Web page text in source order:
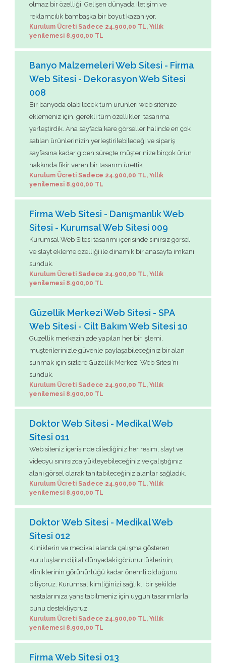
olmaz bir özelliği. Gelişen dünyada iletişim ve
reklamcılık bambaşka bir boyut kazanıyor.
Kurulum Ücreti Sadece 24.900,00 TL, Yıllık
yenilemesi 8.900,00 TL
Banyo Malzemeleri Web Sitesi - Firma
Web Sitesi - Dekorasyon Web Sitesi
008
Bir banyoda olabilecek tüm ürünleri web sitenize
eklemeniz için, gerekli tüm özellikleri tasarıma
yerleştirdik. Ana sayfada kare görseller halinde en çok
satılan ürünlerinizin yerleştirilebileceği ve sipariş
sayfasına kadar giden süreçte müşterinize birçok ürün
hakkında fikir veren bir tasarım ürettik.
Kurulum Ücreti Sadece 24.900,00 TL, Yıllık
yenilemesi 8.900,00 TL
Firma Web Sitesi - Danışmanlık Web
Sitesi - Kurumsal Web Sitesi 009
Kurumsal Web Sitesi tasarımı içerisinde sınırsız görsel
ve slayt ekleme özelliği ile dinamik bir anasayfa imkanı
sunduk.
Kurulum Ücreti Sadece 24.900,00 TL, Yıllık
yenilemesi 8.900,00 TL
Güzellik Merkezi Web Sitesi - SPA
Web Sitesi - Cilt Bakım Web Sitesi 10
Güzellik merkezinizde yapılan her bir işlemi,
müşterilerinizle güvenle paylaşabileceğiniz bir alan
sunmak için sizlere Güzellik Merkezi Web Sitesi’ni
sunduk.
Kurulum Ücreti Sadece 24.900,00 TL, Yıllık
yenilemesi 8.900,00 TL
Doktor Web Sitesi - Medikal Web
Sitesi 011
Web siteniz içerisinde dilediğiniz her resim, slayt ve
videoyu sınırsızca yükleyebileceğiniz ve çalıştığınız
alanı görsel olarak tanıtabileceğiniz alanlar sağladık.
Kurulum Ücreti Sadece 24.900,00 TL, Yıllık
yenilemesi 8.900,00 TL
Doktor Web Sitesi - Medikal Web
Sitesi 012
Kliniklerin ve medikal alanda çalışma gösteren
kuruluşların dijital dünyadaki görünürlüklerinin,
kliniklerinin görünürlüğü kadar önemli olduğunu
biliyoruz. Kurumsal kimliğinizi sağlıklı bir şekilde
hastalarınıza yansıtabilmeniz için uygun tasarımlarla
bunu destekliyoruz.
Kurulum Ücreti Sadece 24.900,00 TL, Yıllık
yenilemesi 8.900,00 TL
Firma Web Sitesi 013